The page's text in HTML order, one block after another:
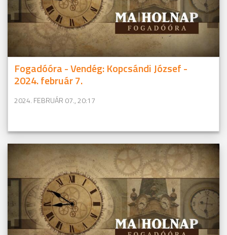
Fogadóóra - Vendég: Kopcsándi József -
2024. február 7.
2024. FEBRUÁR 07., 20:17